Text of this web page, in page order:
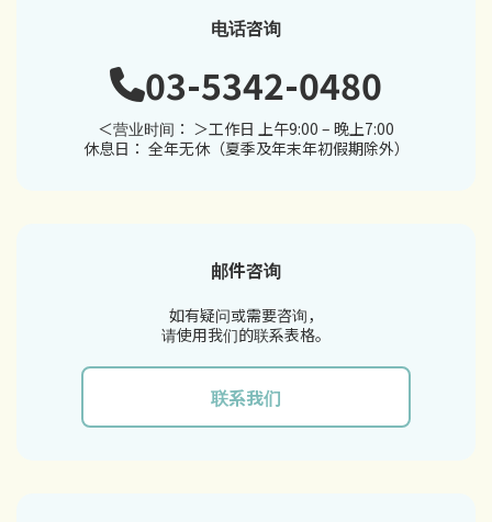
电话咨询
03-5342-0480
＜营业时间： ＞工作日 上午9:00 – 晚上7:00
休息日： 全年无休（夏季及年末年初假期除外）
邮件咨询
如有疑问或需要咨询，
请使用我们的联系表格。
联系我们